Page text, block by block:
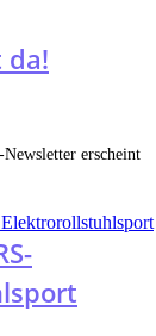
da!
erscheint